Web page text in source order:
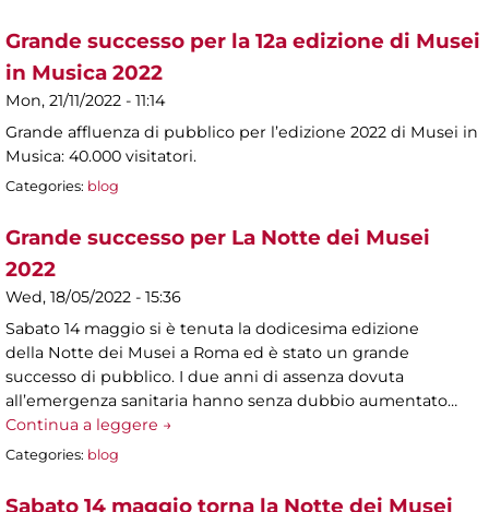
Grande successo per la 12a edizione di Musei
in Musica 2022
Mon, 21/11/2022 - 11:14
Grande affluenza di pubblico per l’edizione 2022 di Musei in
Musica: 40.000 visitatori.
Categories: blog
Grande successo per La Notte dei Musei
2022
Wed, 18/05/2022 - 15:36
Sabato 14 maggio si è tenuta la dodicesima edizione
della Notte dei Musei a Roma ed è stato un grande
successo di pubblico. I due anni di assenza dovuta
all’emergenza sanitaria hanno senza dubbio aumentato…
Continua a leggere →
Categories: blog
Sabato 14 maggio torna la Notte dei Musei